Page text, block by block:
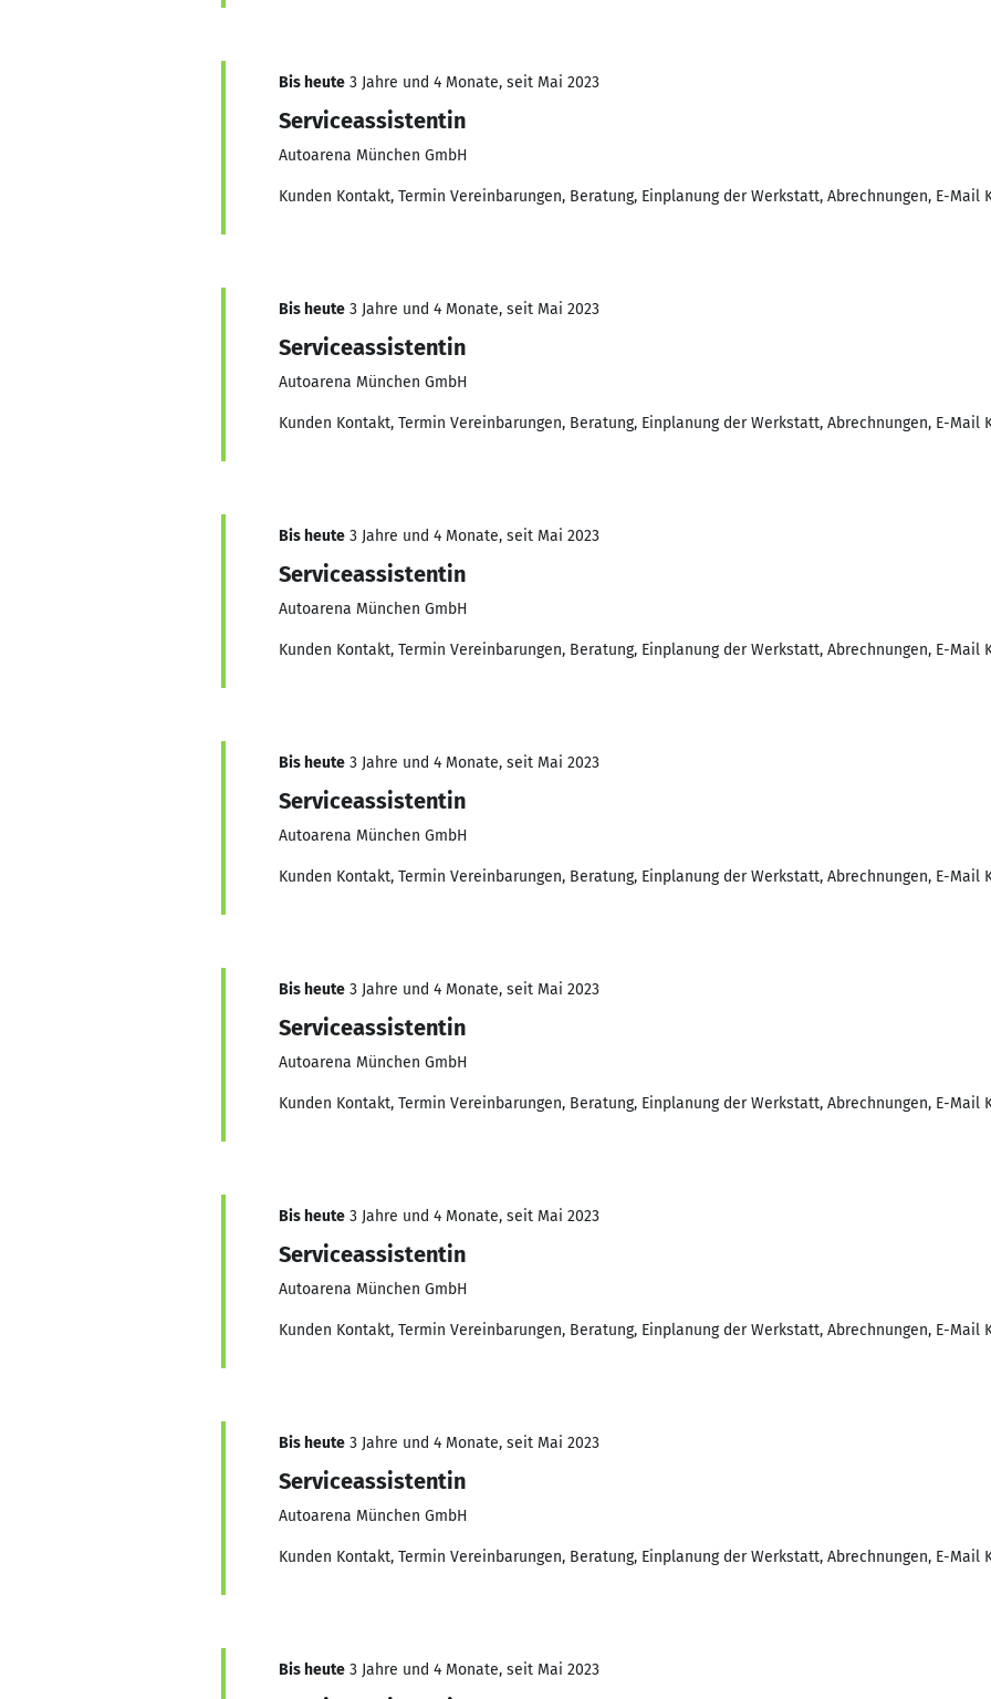
Bis heute 3 Jahre und 4 Monate, seit Mai 2023
Serviceassistentin
Autoarena München GmbH
Kunden Kontakt, Termin Vereinbarungen, Beratung, Einplanung der Werkstatt, Abrechnungen, E-Mail
Bis heute 3 Jahre und 4 Monate, seit Mai 2023
Serviceassistentin
Autoarena München GmbH
Kunden Kontakt, Termin Vereinbarungen, Beratung, Einplanung der Werkstatt, Abrechnungen, E-Mail
Bis heute 3 Jahre und 4 Monate, seit Mai 2023
Serviceassistentin
Autoarena München GmbH
Kunden Kontakt, Termin Vereinbarungen, Beratung, Einplanung der Werkstatt, Abrechnungen, E-Mail
Bis heute 3 Jahre und 4 Monate, seit Mai 2023
Serviceassistentin
Autoarena München GmbH
Kunden Kontakt, Termin Vereinbarungen, Beratung, Einplanung der Werkstatt, Abrechnungen, E-Mail
Bis heute 3 Jahre und 4 Monate, seit Mai 2023
Serviceassistentin
Autoarena München GmbH
Kunden Kontakt, Termin Vereinbarungen, Beratung, Einplanung der Werkstatt, Abrechnungen, E-Mail
Bis heute 3 Jahre und 4 Monate, seit Mai 2023
Serviceassistentin
Autoarena München GmbH
Kunden Kontakt, Termin Vereinbarungen, Beratung, Einplanung der Werkstatt, Abrechnungen, E-Mail
Bis heute 3 Jahre und 4 Monate, seit Mai 2023
Serviceassistentin
Autoarena München GmbH
Kunden Kontakt, Termin Vereinbarungen, Beratung, Einplanung der Werkstatt, Abrechnungen, E-Mail
Bis heute 3 Jahre und 4 Monate, seit Mai 2023